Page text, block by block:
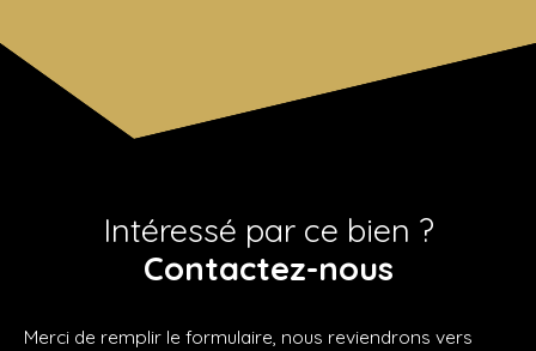
Intéressé par ce bien ?
Contactez-nous
Merci de remplir le formulaire, nous reviendrons vers